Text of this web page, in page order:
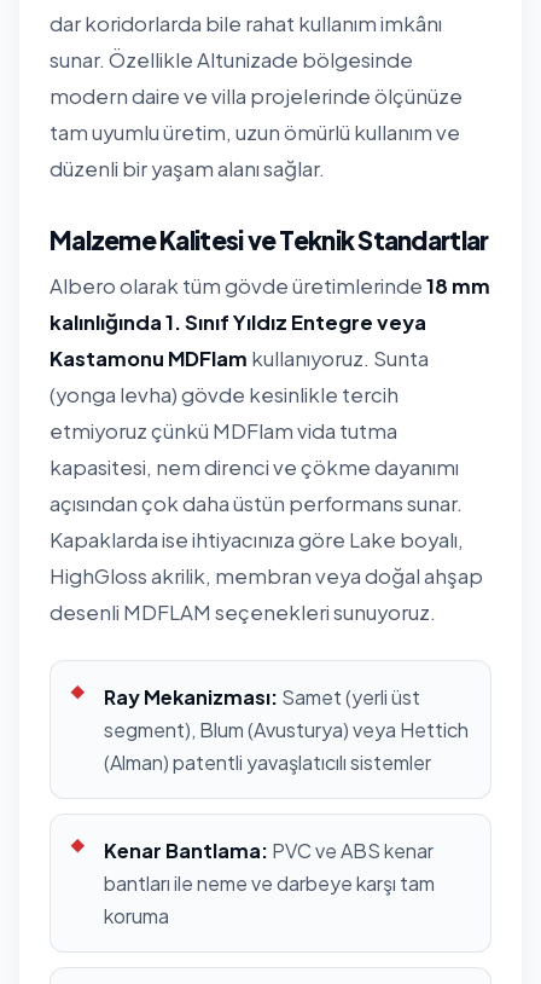
dar koridorlarda bile rahat kullanım imkânı
sunar. Özellikle Altunizade bölgesinde
modern daire ve villa projelerinde ölçünüze
tam uyumlu üretim, uzun ömürlü kullanım ve
düzenli bir yaşam alanı sağlar.
Malzeme Kalitesi ve Teknik Standartlar
Albero olarak tüm gövde üretimlerinde18 mm
kalınlığında 1. Sınıf Yıldız Entegre veya
Kastamonu MDFlam kullanıyoruz. Sunta
(yonga levha) gövde kesinlikle tercih
etmiyoruz çünkü MDFlam vida tutma
kapasitesi, nem direnci ve çökme dayanımı
açısından çok daha üstün performans sunar.
Kapaklarda ise ihtiyacınıza göre Lake boyalı,
HighGloss akrilik, membran veya doğal ahşap
desenli MDFLAM seçenekleri sunuyoruz.
Ray Mekanizması: Samet (yerli üst
segment), Blum (Avusturya) veya Hettich
(Alman) patentli yavaşlatıcılı sistemler
Kenar Bantlama: PVC ve ABS kenar
bantları ile neme ve darbeye karşı tam
koruma